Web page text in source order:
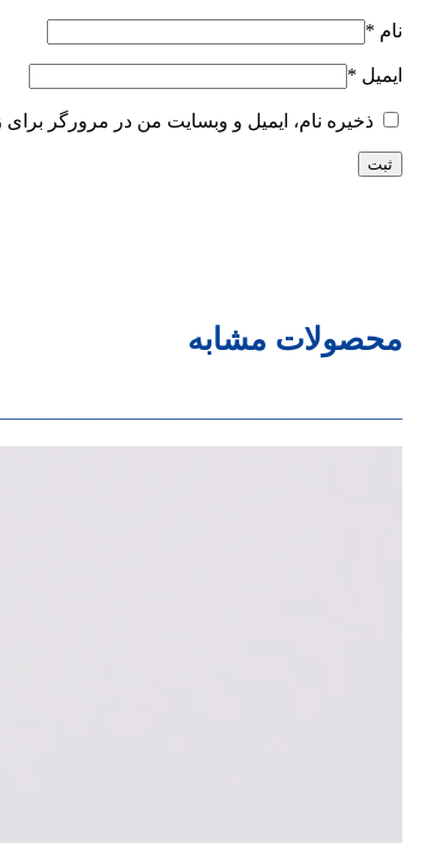
نام *
ایمیل *
ذخیره نام، ایمیل و وبسایت من در مرورگر
محصولات مشابه